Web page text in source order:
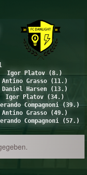
Igor Platov (8.)
Antino Grasso (11.)
Daniel Harsen (13.)
Igor Platov (34.)
Compagnoni (39.)
Antino Grasso (49.)
Compagnoni (57.)